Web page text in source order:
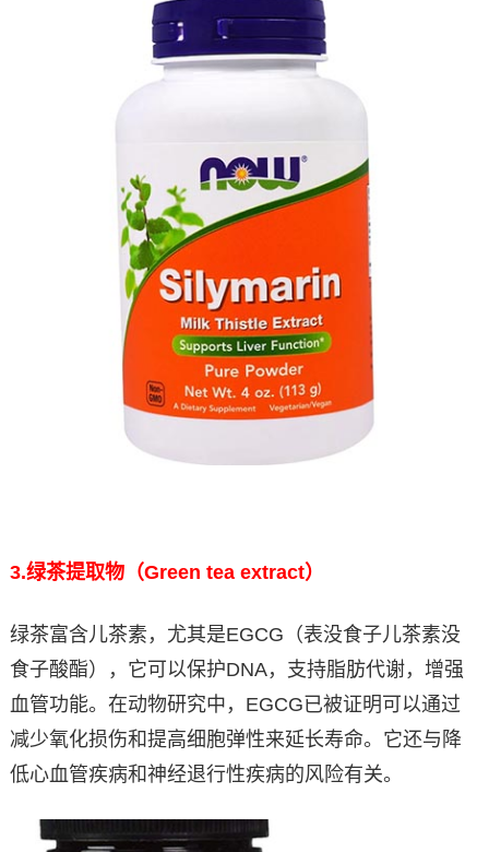
3.绿茶提取物（Green tea extract）
绿茶富含儿茶素，尤其是EGCG（表没食子儿茶素没
食子酸酯），它可以保护DNA，支持脂肪代谢，增强
血管功能。在动物研究中，EGCG已被证明可以通过
减少氧化损伤和提高细胞弹性来延长寿命。它还与降
低心血管疾病和神经退行性疾病的风险有关。